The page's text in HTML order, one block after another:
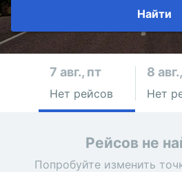
Найти
7 авг., пт
Нет рейсов
8
Нет
Рейсов не
Попробуйте изменить